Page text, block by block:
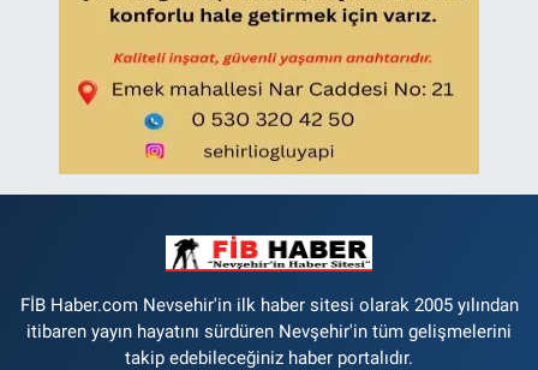
FİB Haber.com Nevsehir'in ilk haber sitesi olarak 2005 yılından
itibaren yayın hayatını sürdüren Nevşehir'in tüm gelişmelerini
takip edebileceğiniz haber portalıdır.